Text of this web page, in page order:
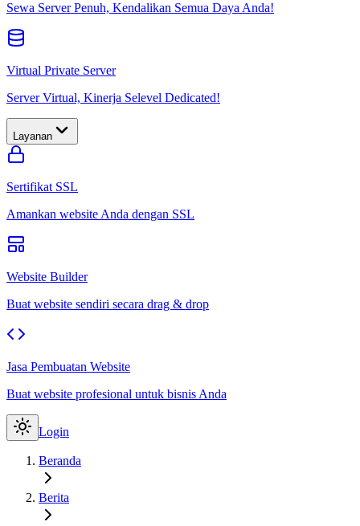
Sewa Server Penuh, Kendalikan Semua Daya Anda!
Virtual Private Server
Server Virtual, Kinerja Selevel Dedicated!
Layanan
Sertifikat SSL
Amankan website Anda dengan SSL
Website Builder
Buat website sendiri secara drag & drop
Jasa Pembuatan Website
Buat website profesional untuk bisnis Anda
Login
Beranda
Berita